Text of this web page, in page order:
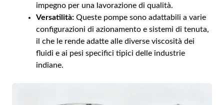
impegno per una lavorazione di qualità.
Versatilità: Queste pompe sono adattabili a varie
configurazioni di azionamento e sistemi di tenuta,
il che le rende adatte alle diverse viscosità dei
fluidi e ai pesi specifici tipici delle industrie
indiane.